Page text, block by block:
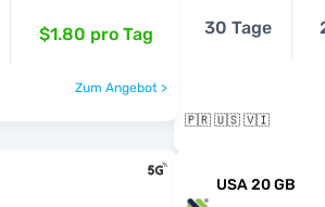
$1.80 pro Tag
Zum Angebot >
30 Tage
🇵🇷 🇺🇸 🇻🇮
USA 20 GB